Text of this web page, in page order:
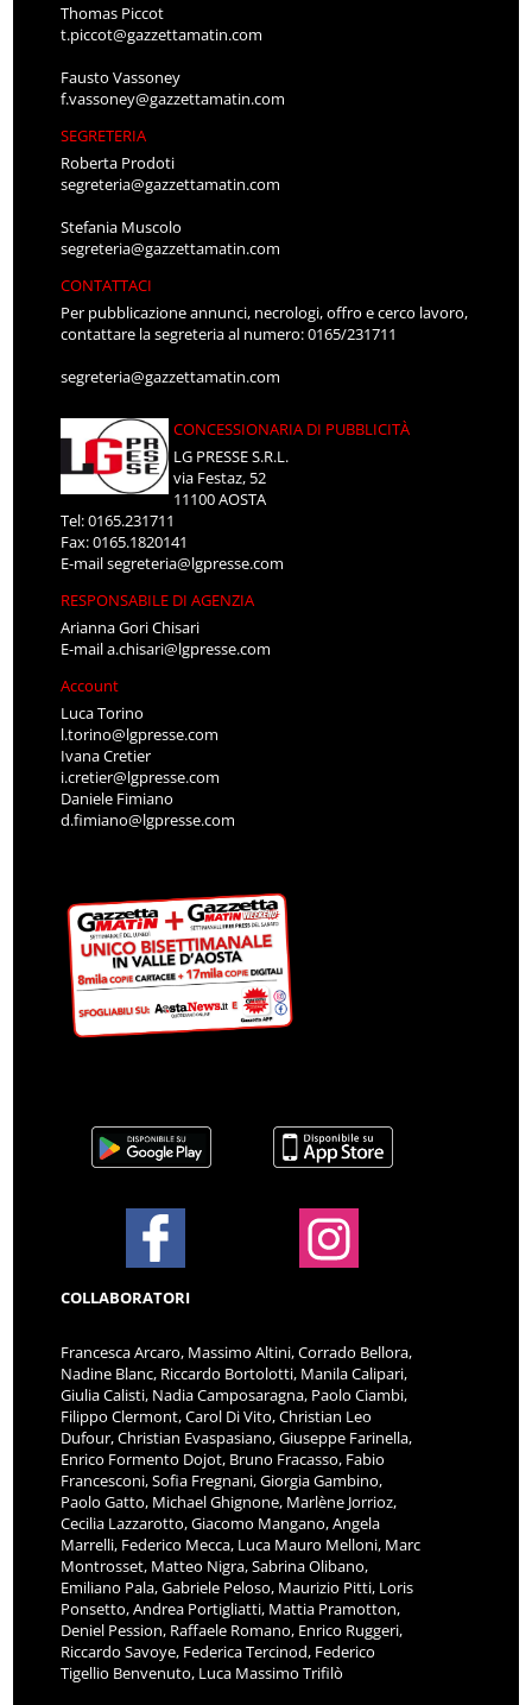
Thomas Piccot
t.piccot@gazzettamatin.com
Fausto Vassoney
f.vassoney@gazzettamatin.com
SEGRETERIA
Roberta Prodoti
segreteria@gazzettamatin.com
Stefania Muscolo
segreteria@gazzettamatin.com
CONTATTACI
Per pubblicazione annunci, necrologi, offro e cerco lavoro,
contattare la segreteria al numero: 0165/231711
segreteria@gazzettamatin.com
CONCESSIONARIA DI PUBBLICITÀ
LG PRESSE S.R.L.
via Festaz, 52
11100 AOSTA
Tel: 0165.231711
Fax: 0165.1820141
E-mailsegreteria@lgpresse.com
RESPONSABILE DI AGENZIA
Arianna Gori Chisari
E-maila.chisari@lgpresse.com
Account
Luca Torino
l.torino@lgpresse.com
Ivana Cretier
i.cretier@lgpresse.com
Daniele Fimiano
d.fimiano@lgpresse.com
COLLABORATORI
Francesca Arcaro, Massimo Altini, Corrado Bellora,
Nadine Blanc, Riccardo Bortolotti, Manila Calipari,
Giulia Calisti, Nadia Camposaragna, Paolo Ciambi,
Filippo Clermont, Carol Di Vito, Christian Leo
Dufour, Christian Evaspasiano, Giuseppe Farinella,
Enrico Formento Dojot, Bruno Fracasso, Fabio
Francesconi, Sofia Fregnani, Giorgia Gambino,
Paolo Gatto, Michael Ghignone, Marlène Jorrioz,
Cecilia Lazzarotto, Giacomo Mangano, Angela
Marrelli, Federico Mecca, Luca Mauro Melloni, Marc
Montrosset, Matteo Nigra, Sabrina Olibano,
Emiliano Pala, Gabriele Peloso, Maurizio Pitti, Loris
Ponsetto, Andrea Portigliatti, Mattia Pramotton,
Deniel Pession, Raffaele Romano, Enrico Ruggeri,
Riccardo Savoye, Federica Tercinod, Federico
Tigellio Benvenuto, Luca Massimo Trifilò